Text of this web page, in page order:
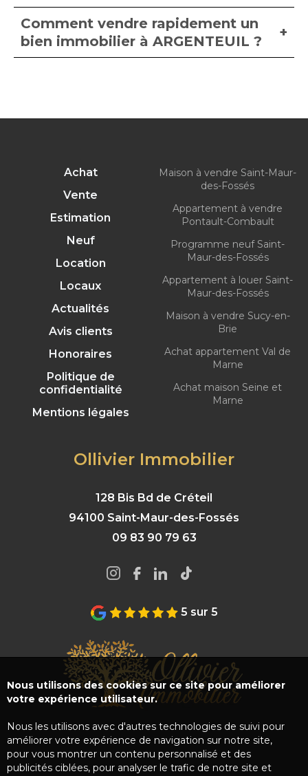
Comment vendre rapidement un
bien immobilier à ARGENTEUIL ?
Achat
Vente
Estimation
Neuf
Location
Locaux
Actualités
Avis clients
Honoraires
Politique de
confidentialité
Mentions légales
Maison à vendre Saint-Maur-
des-Fossés
Appartement à vendre
Pontault-Combault
Programme neuf Saint-
Maur-des-Fossés
Appartement à louer Saint-
Maur-des-Fossés
Maison à vendre Sucy-en-
Brie
Achat appartement Val de
Marne
Achat maison Seine et
Marne
Ollivier Immobilier
128 Bis Bd de Créteil
94100 Saint-Maur-des-Fossés
09 83 90 79 63
5 sur 5
Nous utilisons des cookies sur ce site pour améliorer
votre expérience utilisateur.
Nous les utilisons avec d'autres technologies de suivi pour
améliorer votre expérience de navigation sur notre site,
pour vous montrer un contenu personnalisé et des
publicités ciblées, pour analyser le trafic de notre site et